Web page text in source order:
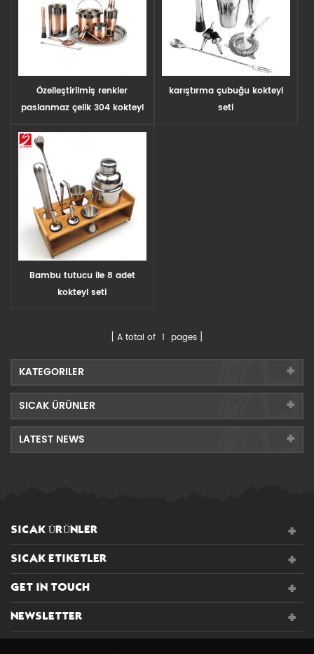
Özelleştirilmiş renkler
paslanmaz çelik 304 kokteyl
karıştırma çubuğu kokteyl
seti
Bambu tutucu ile 8 adet
kokteyl seti
A total of 1 pages
KATEGORILER
SICAK ÜRÜNLER
LATEST NEWS
SICAK ÜRÜNLER
SICAK ETIKETLER
GET IN TOUCH
NEWSLETTER